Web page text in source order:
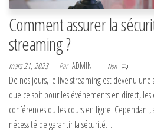
Comment assurer la
streaming ?
mars 21, 2023 Par ADMIN Non
De nos jours, le live streaming est devenu
que ce soit pour les événements en direct,
conférences ou les cours en ligne.
nécessité de garantir la sécurité…